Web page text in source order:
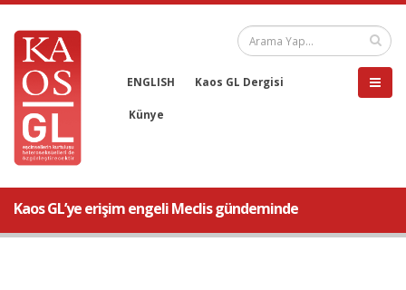
ENGLISH Kaos GL Dergisi
Künye
Kaos GL’ye erişim engeli Meclis gündeminde